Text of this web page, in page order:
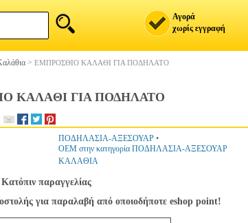
Αγορά
χωρίς εγγραφή
> ΕΜΠΡΟΣΘΙΟ ΚΑΛAΘΙ ΓΙΑ ΠΟΔΗΛΑΤΟ
ΚΑΛAΘΙ ΓΙΑ ΠΟΔΗΛΑΤΟ
ΠΟΔΗΛΑΣΙΑ-ΑΞΕΣΟΥΑΡ •
OEM στην κατηγορία ΠΟΔΗΛΑΣΙΑ-ΑΞΕΣΟΥΑΡ
ΚΑΛΑΘΙΑ
παραγγελίας
για παραλαβή από οποιοδήποτε eshop point!